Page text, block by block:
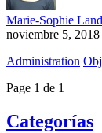
Marie-Sophie
noviembre 5, 2018
Administration
Page 1 de 1
Categorías